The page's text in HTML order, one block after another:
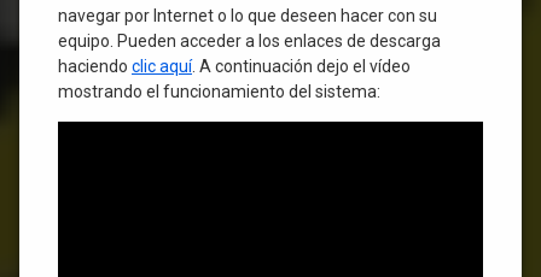
navegar por Internet o lo que deseen hacer con su
equipo. Pueden acceder a los enlaces de descarga
haciendo clic aquí. A continuación dejo el vídeo
mostrando el funcionamiento del sistema: